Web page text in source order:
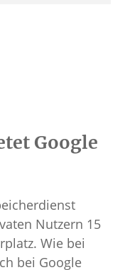
Google
Nutzern 15
Wie bei
bei Google